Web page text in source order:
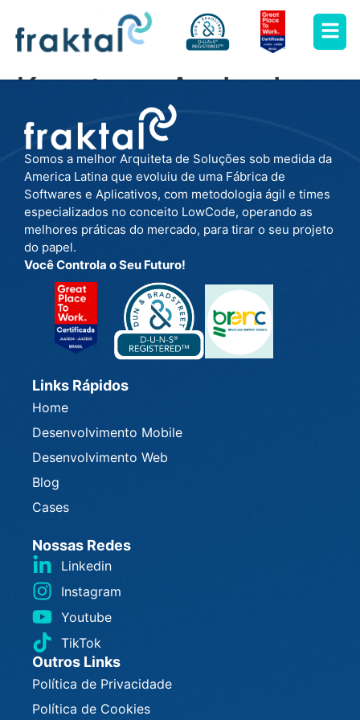
Keystone Andrade
Somos a melhor Arquiteta de Soluções sob medida da
America Latina que evoluiu de uma Fábrica de
Softwares e Aplicativos, com metodologia ágil e times
especializados no conceito LowCode, operando as
melhores práticas do mercado, para tirar o seu projeto
do papel.
Você Controla o Seu Futuro!
Links Rápidos
Home
Desenvolvimento Mobile
Desenvolvimento Web
Blog
Cases
Nossas Redes
Linkedin
Instagram
Youtube
TikTok
Outros Links
Política de Privacidade
Política de Cookies